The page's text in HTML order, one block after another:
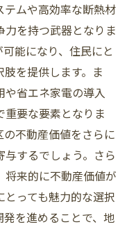
テムや高効率な断熱材
を持つ武器となりま
能になり、住民にと
を提供します。ま
や省エネ家電の導入
要な要素となりま
不動産価値をさらに
するでしょう。さら
将来的に不動産価値が
っても魅力的な選択
を進めることで、地